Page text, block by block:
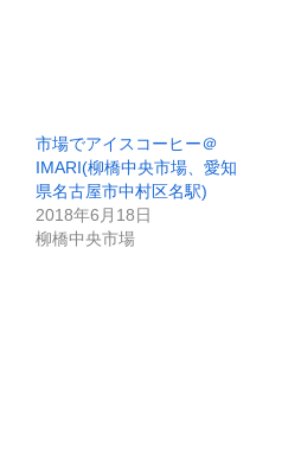
市場でアイスコーヒー＠
IMARI(柳橋中央市場、愛知
県名古屋市中村区名駅)
2018年6月18日
柳橋中央市場